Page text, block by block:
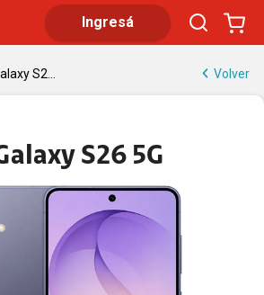
Ingresá
S2... Volver
S26 5G
y cámara de gran nivel